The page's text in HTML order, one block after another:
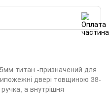
титан -призначений для
двері товщиною 38-
а внутрішня